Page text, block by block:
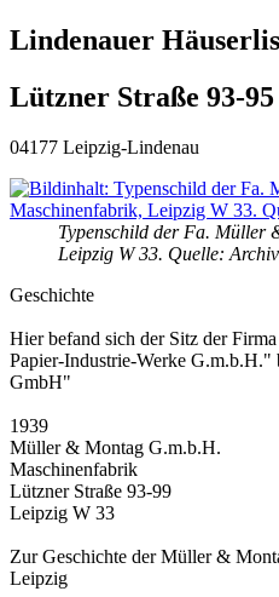
Lindenauer
Lützner Straße 93-95
04177 Leipzig-Lindenau
Typenschild der Fa. Müller
Leipzig W 33. Quelle:
Geschichte
Hier befand sich der Sitz der
Papier-Industrie-Werke
GmbH"
1939
Müller & Montag G.m.b.H.
Maschinenfabrik
Lützner Straße 93-99
Leipzig W 33
Zur Geschichte der Müller &
Leipzig